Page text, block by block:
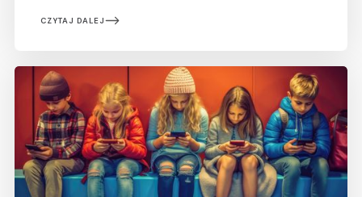
całkowitej obojętności.
CZYTAJ DALEJ